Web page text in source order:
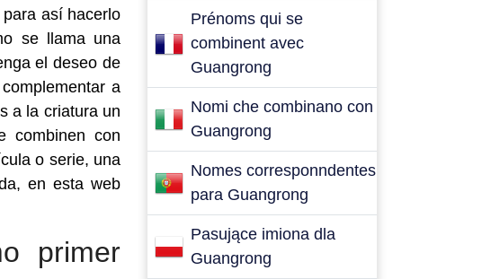
así hacerlo
se llama una
el deseo de
a
a la criatura un
combinen con
o serie, una
en esta web
primer
Prénoms qui se
combinent avec
Guangrong
Nomi che combinano con
Guangrong
Nomes corresponndentes
para Guangrong
Pasujące imiona dla
Guangrong